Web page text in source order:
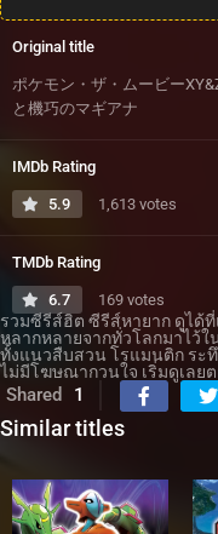
Original title
ポケモン・ザ・ムービー
と機巧のマギアナ
IMDb Rating
5.9 1,613 votes
TMDb Rating
6.7 169 votes
รวมซีรีส์ฮิต ซีรีส์หายาก ดูได้
หลากหลายจากทั่วโลกมาไว้ใ
ทั้งแนวสืบสวน โรแมนติก ร
ไม่มีโฆษณากวนใจ เริ่มดูเลย
Shared 1
Similar titles